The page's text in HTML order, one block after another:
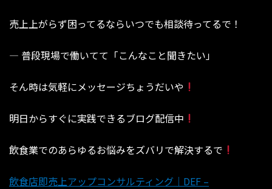
売上上がらず困ってるならいつでも相談待ってるで！
— 普段現場で働いてて「こんなこと聞きたい」⁡⁡⁡⁡⁡⁡⁡⁡⁡⁡⁡⁡⁡⁡⁡⁡⁡⁡⁡
⁡⁡⁡⁡⁡⁡⁡⁡⁡⁡⁡⁡⁡⁡⁡⁡⁡⁡⁡そん時は気軽にメッセージちょうだいや
明日からすぐに実践できるブログ配信中
飲食業でのあらゆるお悩みをズバリで解決するで
飲食店即売上アップコンサルティング｜DEF –